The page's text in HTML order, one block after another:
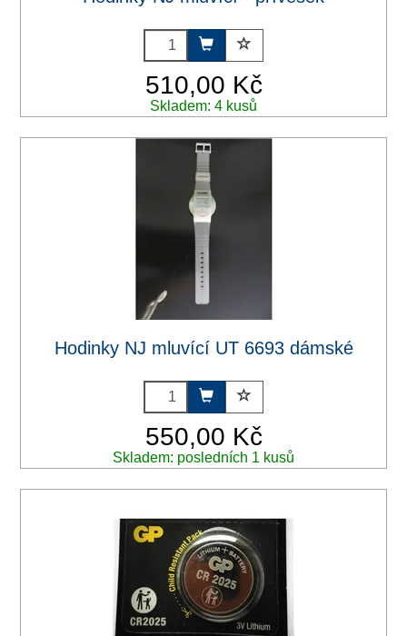
510,00 Kč
Skladem: 4 kusů
Hodinky NJ mluvící UT 6693 dámské
550,00 Kč
Skladem: posledních 1 kusů